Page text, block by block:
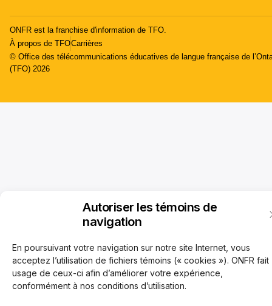
Autoriser les témoins de
navigation
En poursuivant votre navigation sur notre site Internet, vous
acceptez l’utilisation de fichiers témoins (« cookies »). ONFR fait
usage de ceux-ci afin d’améliorer votre expérience,
conformément à nos conditions d’utilisation.
ONFR est la franchise d'information de TFO.
À propos de TFOCarrières
© Office des télécommunications éducatives de langue française de
(TFO) 2026